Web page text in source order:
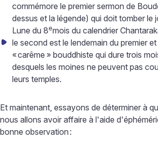
commémore le premier sermon de
dessus et la légende) qui doit tomber le
Lune du 8emois du calendrier
le second est le lendemain du premier
«carême » bouddhiste qui dure trois
desquels les moines ne peuvent pas
leurs temples.
Et maintenant, essayons de déterminer à
nous allons avoir affaire à l'aide
bonne observation :